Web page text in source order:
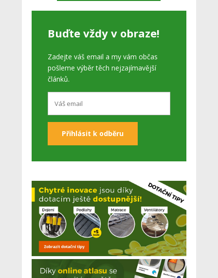
Buďte vždy v obraze!
Zadejte váš email a my vám občas
pošleme výběr těch nejzajímavější
článků.